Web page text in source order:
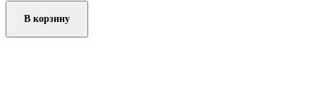
В корзину